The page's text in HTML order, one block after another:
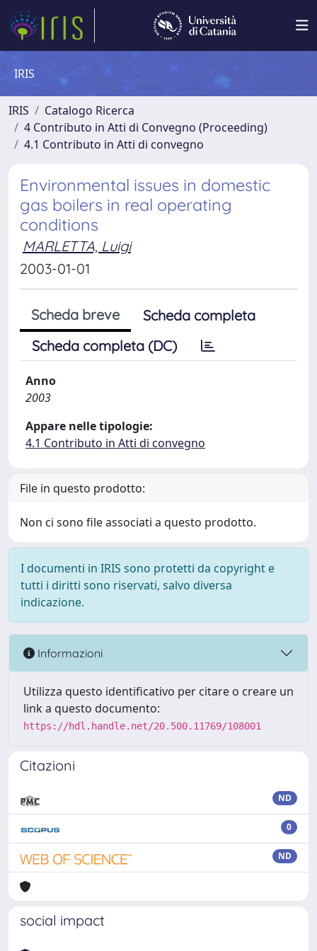
IRIS
IRIS
Catalogo Ricerca
4 Contributo in Atti di Convegno (Proceeding)
4.1 Contributo in Atti di convegno
Environmental issues in domestic
gas boilers in real operating
conditions
MARLETTA, Luigi
2003-01-01
Scheda breve
Scheda completa
Scheda completa (DC)
Anno
2003
Appare nelle tipologie:
4.1 Contributo in Atti di convegno
File in questo prodotto:
Non ci sono file associati a questo prodotto.
I documenti in IRIS sono protetti da copyright e
tutti i diritti sono riservati, salvo diversa
indicazione.
Informazioni
Utilizza questo identificativo per citare o creare un
link a questo documento:
https://hdl.handle.net/20.500.11769/108001
Citazioni
ND
0
ND
social impact